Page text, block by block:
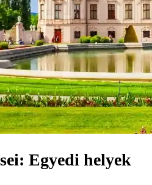
Egyedi helyek